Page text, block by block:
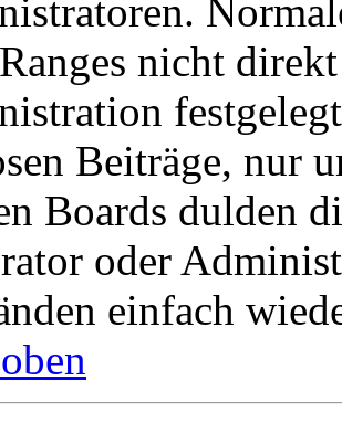
nicht
Beiträge, nur
Boards dulden
oder
einfach